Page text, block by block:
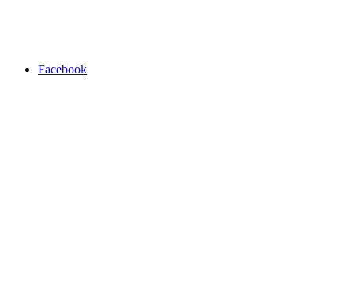
Facebook